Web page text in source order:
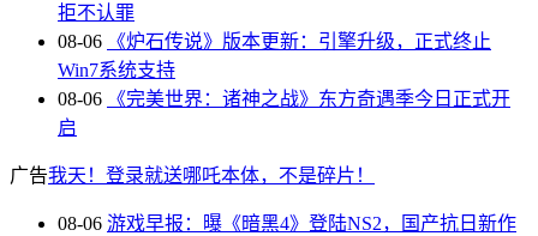
拒不认罪
08-06
《炉石传说》版本更新：引擎升级，正式终止
Win7系统支持
08-06
《完美世界：诸神之战》东方奇遇季今日正式开
启
广告我天！登录就送哪吒本体，不是碎片！
08-06 游戏早报：曝《暗黑4》登陆NS2，国产抗日新作